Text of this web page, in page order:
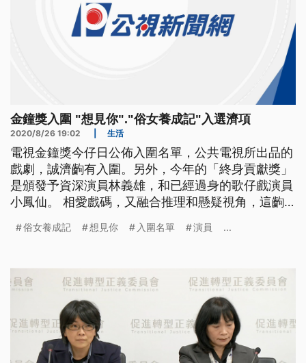
金鐘獎入圍 "想見你"."俗女養成記"入選濟項
2020/8/26 19:02 生活
電視金鐘獎今仔日公佈入圍名單，公共電視所出品的
戲劇，誠濟齣有入圍。另外，今年的「終身貢獻獎」
是頒發予資深演員林義雄，和已經過身的歌仔戲演員
小鳳仙。 相愛戲碼，又融合推理和懸疑視角，這齣
長和社會價值觀之間的連結，「俗女養成記」也獲得
你、誰是被害者、俗女養成記，和罪夢者等熱門戲
劇，都入圍多項大獎。 個人獎項，
俗女養成記 想見你 入圍名單 演員 ...